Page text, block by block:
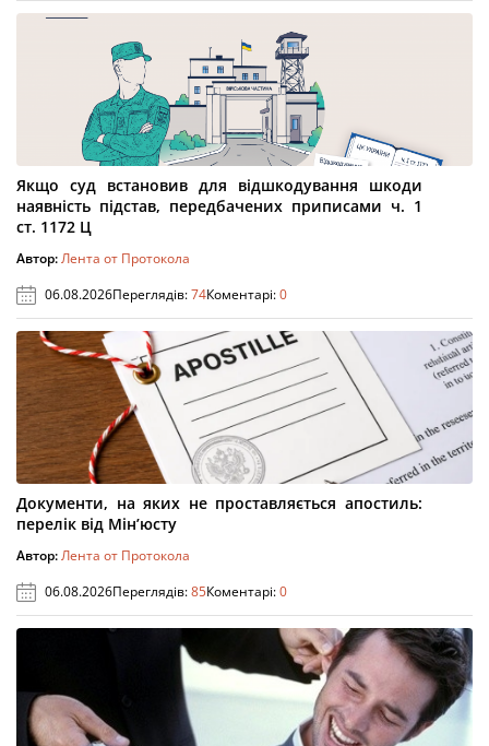
Якщо суд встановив для відшкодування шкоди
наявність підстав, передбачених приписами ч. 1
ст. 1172 Ц
Автор:Лента от Протокола
06.08.2026Переглядів:74Коментарі:0
Документи, на яких не проставляється апостиль:
перелік від Мін’юсту
Автор:Лента от Протокола
06.08.2026Переглядів:85Коментарі:0